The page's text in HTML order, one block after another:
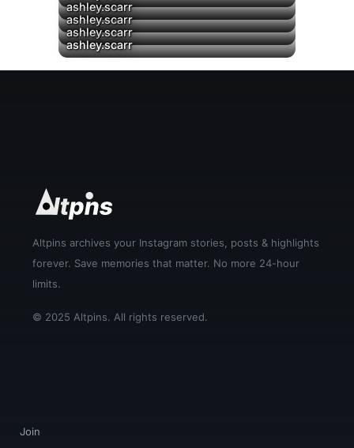
▶
ashley.scarr
ashley.scarr
ashley.scarr
ashley.scarr
Altpins archives your Instagram stories, posts & highlights
forever. Save memories that matter. No more 24-hour
limits.
© 2025 Altpins. All rights reserved.
Join